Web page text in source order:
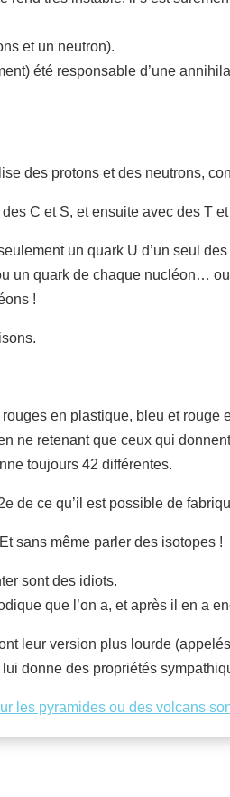
et un neutron).
été responsable d’une
des protons et des neutrons,
C et S, et ensuite avec des T et
un quark U d’un seul
un quark de chaque nucléon…
!
en plastique, bleu et rouge
ne retenant que ceux qui
toujours 42 différentes.
de ce qu’il est possible de
sans même parler des isotopes !
sont des idiots.
que l’on a, et après il en a
leur version plus lourde
donne des propriétés
les pyramides ou des volcans